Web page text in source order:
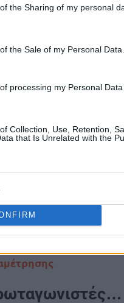
the Sharing of my personal
the Sale of my Personal Data.
processing my Personal
Collection, Use, Retention,
that Is Unrelated with the
ο
υποδέχεται τη